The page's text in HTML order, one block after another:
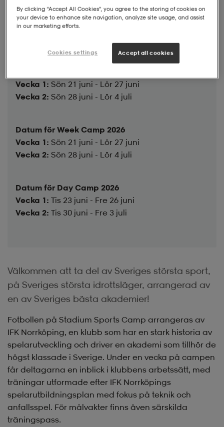
Tjejer
Platser kvar
Vecka 1: Sön 21 juni - Lör 27 juni
Vecka 2: Sön 28 juni - Lör 4 juli
Datum för Week Camp 2026
Vecka 1: Sön 21 juni - Lör 27 juni
Vecka 2: Sön 28 juni - Lör 4 juli
Datum för Day Camp 2026
Vecka 1: Tis 23 juni - Fre 26 juni
Vecka 2: Tis 30 juni - Fre 3 juli
Välkommen att ta del av Sveriges största sport,
på Sveriges största idrottsläger, arrangerad av
en av Sveriges bästa akademier!
Fotbollen på Stadium Sports Camp arrangeras av
IFK Norrköping, en klubb som har en stark historia av
spelarutveckling och driver en akademi som tillhör de
högst klassade i Sverige. Under en vecka på campen
får deltagarna en inblick i klubbens arbetssätt, med
träningar utformade efter IFK Norrköpings
spelarutbildningsplan med fokus på teknik och
anfallsspel. För målvakter finns även särskilda
träningspass.
By clicking “Accept All Cookies”, you agree to the storing of cookies on
your device to enhance site navigation, analyze site usage, and assist
in our marketing efforts.
Cookies settings Accept all cookies